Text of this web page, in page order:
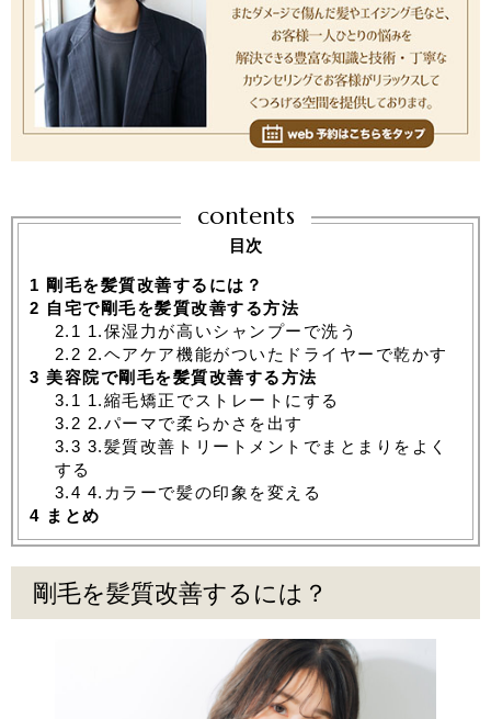
contents
目次
1 剛毛を髪質改善するには？
2 自宅で剛毛を髪質改善する方法
2.1 1.保湿力が高いシャンプーで洗う
2.2 2.ヘアケア機能がついたドライヤーで乾かす
3 美容院で剛毛を髪質改善する方法
3.1 1.縮毛矯正でストレートにする
3.2 2.パーマで柔らかさを出す
3.3 3.髪質改善トリートメントでまとまりをよく
する
3.4 4.カラーで髪の印象を変える
4 まとめ
剛毛を髪質改善するには？